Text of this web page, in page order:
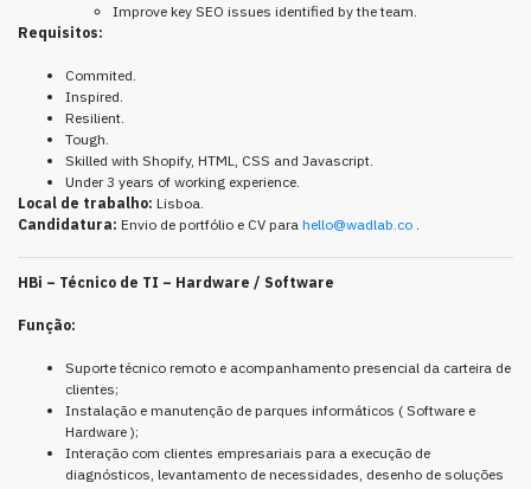
Improve key SEO issues identified by the team.
Requisitos:
Commited.
Inspired.
Resilient.
Tough.
Skilled with Shopify, HTML, CSS and Javascript.
Under 3 years of working experience.
Local de trabalho: Lisboa.
Candidatura: Envio de portfólio e CV para hello@wadlab.co .
HBi – Técnico de TI – Hardware / Software
Função:
Suporte técnico remoto e acompanhamento presencial da carteira de
clientes;
Instalação e manutenção de parques informáticos ( Software e
Hardware );
Interação com clientes empresariais para a execução de
diagnósticos, levantamento de necessidades, desenho de soluções